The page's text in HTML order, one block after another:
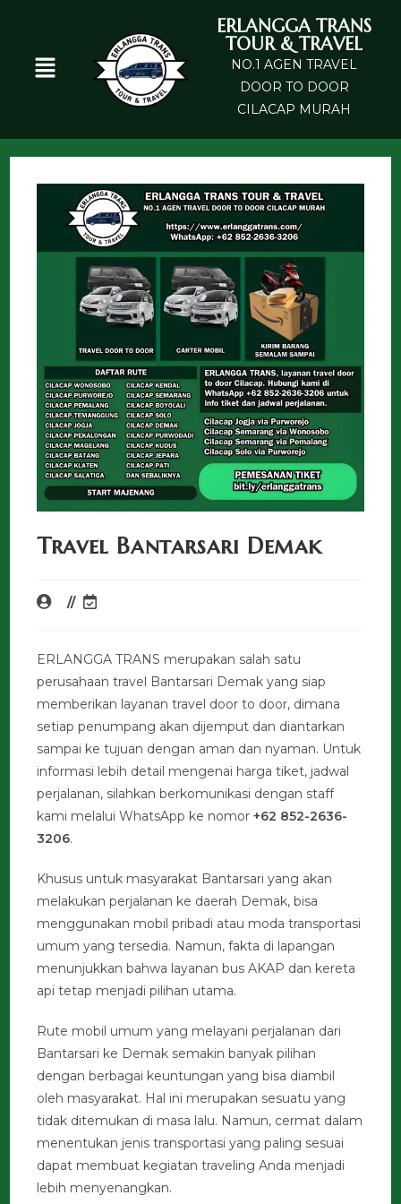
ERLANGGA TRANS
TOUR & TRAVEL
NO.1 AGEN TRAVEL
DOOR TO DOOR
CILACAP MURAH
Travel Bantarsari Demak
ERLANGGA TRANS merupakan salah satu
perusahaan travel Bantarsari Demak yang siap
memberikan layanan travel door to door, dimana
setiap penumpang akan dijemput dan diantarkan
sampai ke tujuan dengan aman dan nyaman. Untuk
informasi lebih detail mengenai harga tiket, jadwal
perjalanan, silahkan berkomunikasi dengan staff
kami melalui WhatsApp ke nomor+62 852-2636-
3206.
Khusus untuk masyarakat Bantarsari yang akan
melakukan perjalanan ke daerah Demak, bisa
menggunakan mobil pribadi atau moda transportasi
umum yang tersedia. Namun, fakta di lapangan
menunjukkan bahwa layanan bus AKAP dan kereta
api tetap menjadi pilihan utama.
Rute mobil umum yang melayani perjalanan dari
Bantarsari ke Demak semakin banyak pilihan
dengan berbagai keuntungan yang bisa diambil
oleh masyarakat. Hal ini merupakan sesuatu yang
tidak ditemukan di masa lalu. Namun, cermat dalam
menentukan jenis transportasi yang paling sesuai
dapat membuat kegiatan traveling Anda menjadi
lebih menyenangkan.